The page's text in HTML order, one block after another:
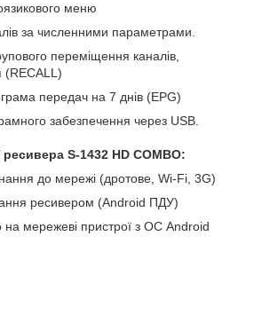
меню
за численними параметрами.
переміщення каналів,
(RECALL)
передач на 7 днів (EPG)
забезпечення через USB.
ресивера S-1432 HD COMBO:
до мережі (дротове, Wi-Fi, 3G)
ресивером (Android ПДУ)
на мережеві пристрої з ОС Android